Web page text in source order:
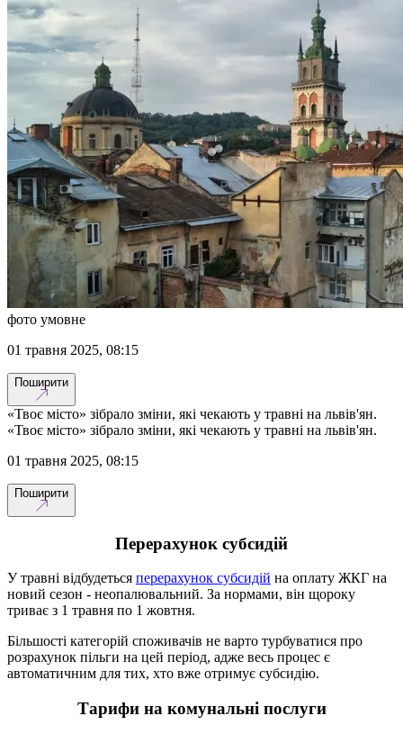
фото умовне
01 травня 2025, 08:15
Поширити
«Твоє місто» зібрало зміни, які чекають у травні на львів'ян.
«Твоє місто» зібрало зміни, які чекають у травні на львів'ян.
01 травня 2025, 08:15
Поширити
Перерахунок субсидій
У травні відбудеться перерахунок субсидій на оплату ЖКГ на
новий сезон - неопалювальний. За нормами, він щороку
триває з 1 травня по 1 жовтня.
Більшості категорій споживачів не варто турбуватися про
розрахунок пільги на цей період, адже весь процес є
автоматичним для тих, хто вже отримує субсидію.
Тарифи на комунальні послуги